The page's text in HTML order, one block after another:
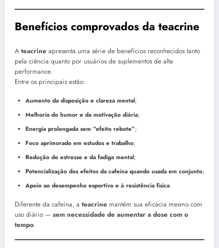
Benefícios comprovados da teacrine
A teacrine apresenta uma série de benefícios reconhecidos tanto
pela ciência quanto por usuários de suplementos de alta
performance.
Entre os principais estão:
Aumento da disposição e clareza mental;
Melhoria do humor e da motivação diária;
Energia prolongada sem “efeito rebote”;
Foco aprimorado em estudos e trabalho;
Redução do estresse e da fadiga mental;
Potencialização dos efeitos da cafeína quando usada em conjunto;
Apoio ao desempenho esportivo e à resistência física.
Diferente da cafeína, a teacrine mantém sua eficácia mesmo com
uso diário — sem necessidade de aumentar a dose com o
tempo.